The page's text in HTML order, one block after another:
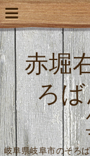
赤堀
ろ
岐阜県岐阜市のそろ